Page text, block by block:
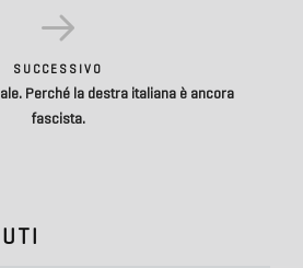
SUCCESSIVO
Perché la destra italiana è ancora
fascista.